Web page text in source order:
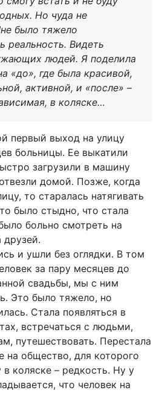
Но чуда не
было тяжело
реальность. Видеть
людей. Я поделила
«до», где была красивой,
активной, и «после» –
в коляске…
первый выход на улицу
больницы. Ее выкатили
загрузили в машину
домой. Позже, когда
то старалась натягивать
было стыдно, что стала
больно смотреть на
и ушли без оглядки. В том
за пару месяцев до
свадьбы, мы с ним
Это было тяжело, но
Стала появляться в
встречаться с людьми,
путешествовать. Перестала
на общество, для которого
коляске – редкость. Ну у
что человек на